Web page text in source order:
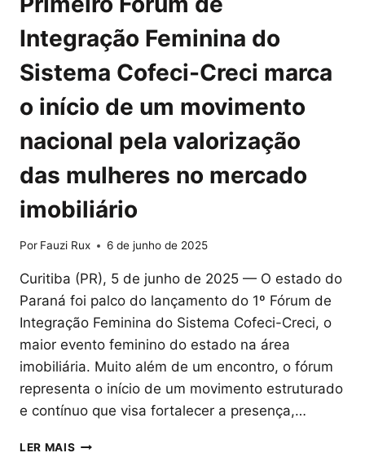
Integração Feminina do
Sistema Cofeci-Creci marca
o início de um movimento
nacional pela valorização
das mulheres no mercado
imobiliário
Por Fauzi Rux 6 de junho de 2025
Curitiba (PR), 5 de junho de 2025 — O estado do
Paraná foi palco do lançamento do 1º Fórum de
Integração Feminina do Sistema Cofeci-Creci, o
maior evento feminino do estado na área
imobiliária. Muito além de um encontro, o fórum
representa o início de um movimento estruturado
e contínuo que visa fortalecer a presença,…
LER MAIS PRIMEIRO